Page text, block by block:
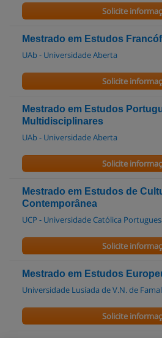
Solicite
Mestrado em Estudos
UAb - Universidade Aberta
Solicite
Mestrado em Estudos
Multidisciplinares
UAb - Universidade Aberta
Solicite
Mestrado em Estudos de
Contemporânea
UCP - Universidade Católica
Solicite
Mestrado em Estudos
Universidade Lusíada de V.N. de
Solicite